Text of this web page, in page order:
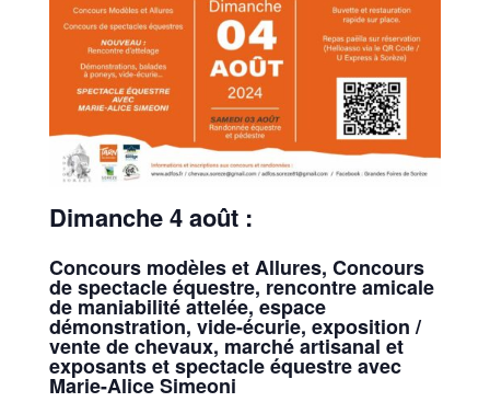
Dimanche 4 août :
Concours modèles et Allures, Concours
de spectacle équestre, rencontre amicale
de maniabilité attelée, espace
démonstration, vide-écurie, exposition /
vente de chevaux, marché artisanal et
exposants et spectacle équestre avec
Marie-Alice Simeoni